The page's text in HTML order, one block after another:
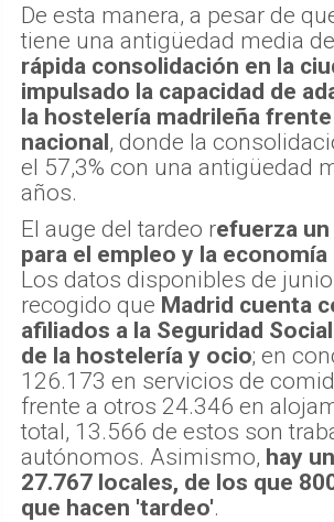
De esta manera, a pesar de
tiene una antigüedad media
rápida consolidación en la
impulsado la capacidad de
la hostelería madrileña frente
nacional, donde la
el 57,3% con una antigüedad
años.
El auge del tardeo refuerza
para el empleo y la economía
Los datos disponibles de
recogido que Madrid cuenta
afiliados a la Seguridad
de la hostelería y ocio; en
126.173 en servicios de
frente a otros 24.346 en
total, 13.566 de estos son
autónomos. Asimismo, hay
27.767 locales, de los que
que hacen 'tardeo'.